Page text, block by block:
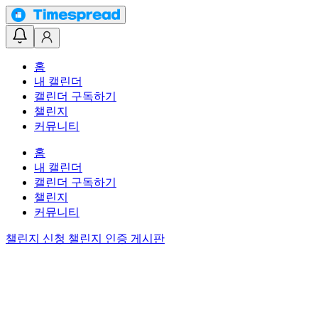
홈
내 캘린더
캘린더 구독하기
챌린지
커뮤니티
홈
내 캘린더
캘린더 구독하기
챌린지
커뮤니티
챌린지 신청 챌린지 인증 게시판